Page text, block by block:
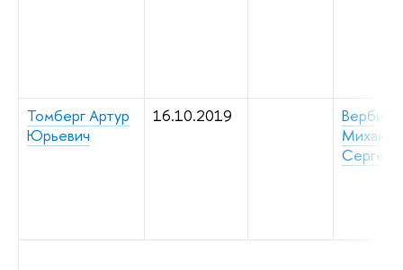
Томберг Артур
Юрьевич
16.10.2019
Михаил